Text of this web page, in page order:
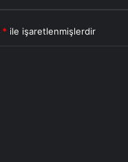
* ile işaretlenmişlerdir